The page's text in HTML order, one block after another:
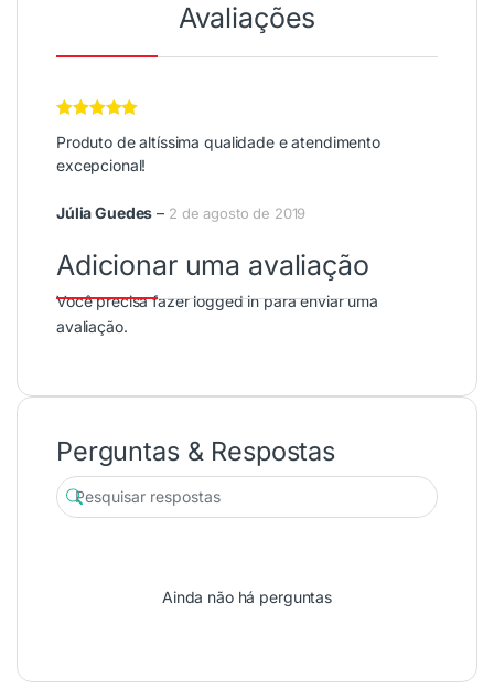
Avaliações
de 5
Produto de altíssima qualidade e atendimento
excepcional!
Júlia Guedes – 2 de agosto de 2019
Adicionar uma avaliação
Você precisa fazerlogged inpara enviar uma
avaliação.
Perguntas & Respostas
Ainda não há perguntas